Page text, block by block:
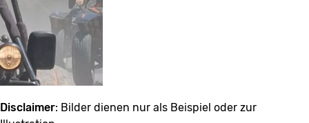
Disclaimer: Bilder dienen nur als Beispiel oder zur